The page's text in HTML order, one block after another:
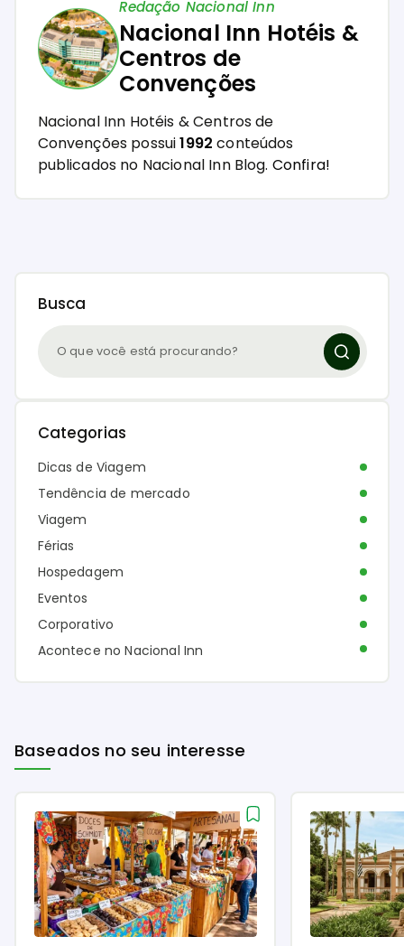
Redação Nacional Inn
Nacional Inn Hotéis &
Centros de
Convenções
Nacional Inn Hotéis & Centros de
Convenções possui1992 conteúdos
publicados no Nacional Inn Blog. Confira!
Busca
Categorias
Dicas de Viagem
Tendência de mercado
Viagem
Férias
Hospedagem
Eventos
Corporativo
Acontece no Nacional Inn
Baseados no seu interesse